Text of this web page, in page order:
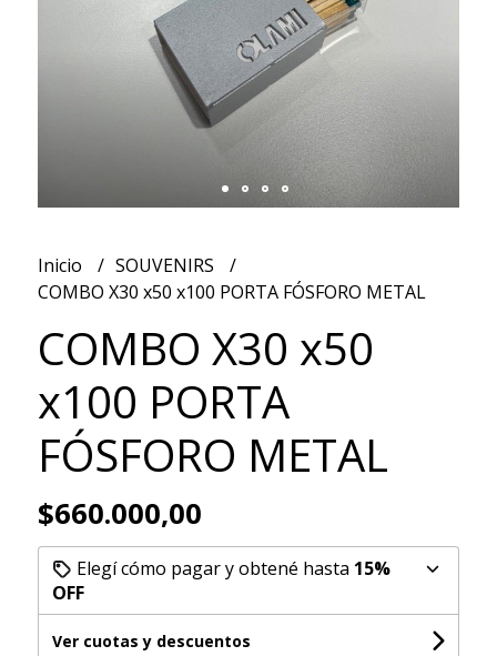
Inicio
SOUVENIRS
COMBO X30 x50 x100 PORTA FÓSFORO METAL
COMBO X30 x50
x100 PORTA
FÓSFORO METAL
$660.000,00
Elegí cómo pagar y obtené hasta 15%
OFF
Ver cuotas y descuentos